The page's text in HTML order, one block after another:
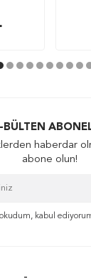
BÜLTEN
haberdar
abone olun!
kabul